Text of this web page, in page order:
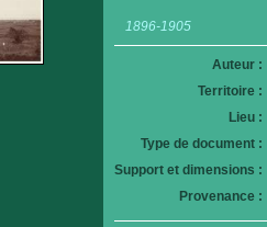
1896-1905
Auteur :
Territoire :
Lieu :
Type de document :
Support et dimensions :
Provenance :